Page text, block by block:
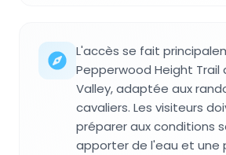
L'accès se fait
Pepperwood Height Trail
Valley, adaptée aux
cavaliers. Les visiteurs
préparer aux conditions
apporter de l'eau et une